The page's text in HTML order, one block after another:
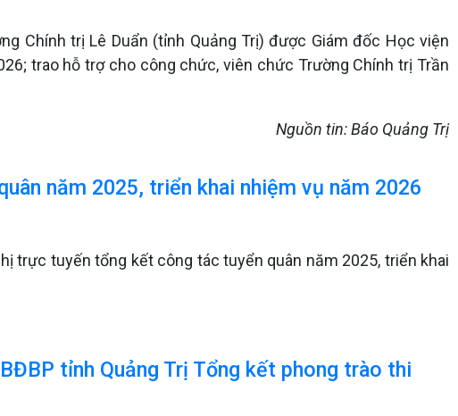
Chính trị Lê Duẩn (tỉnh Quảng Trị) được Giám đốc Học viện
trao hỗ trợ cho công chức, viên chức Trường Chính trị Trần
Nguồn tin: Báo Quảng Trị
năm 2025, triển khai nhiệm vụ năm 2026
trực tuyến tổng kết công tác tuyển quân năm 2025, triển khai
tỉnh Quảng Trị Tổng kết phong trào thi